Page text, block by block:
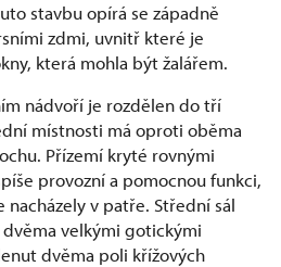
stavbu opírá se západně
zdmi, uvnitř které je
která mohla být žalářem.
nádvoří je rozdělen do tří
místnosti má oproti oběma
Přízemí kryté rovnými
provozní a pomocnou funkci,
v patře. Střední sál
velkými gotickými
dvěma poli křížových